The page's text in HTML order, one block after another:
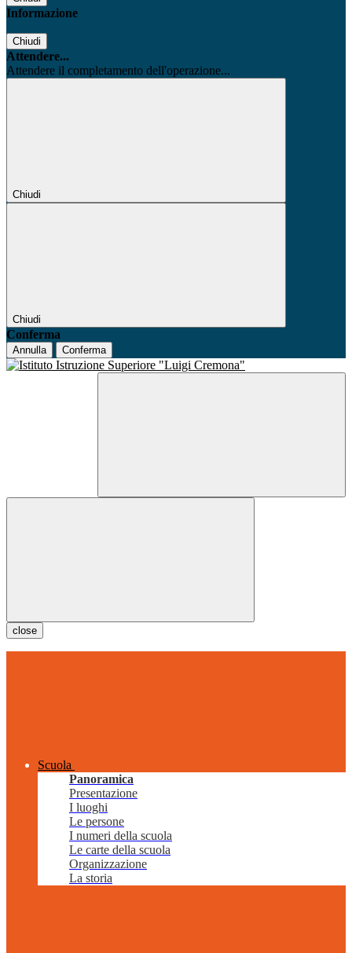
Informazione
Chiudi
Attendere...
Attendere il completamento dell'operazione...
Chiudi
Chiudi
Conferma
Annulla Conferma
close
Scuola
Panoramica
Presentazione
I luoghi
Le persone
I numeri della scuola
Le carte della scuola
Organizzazione
La storia